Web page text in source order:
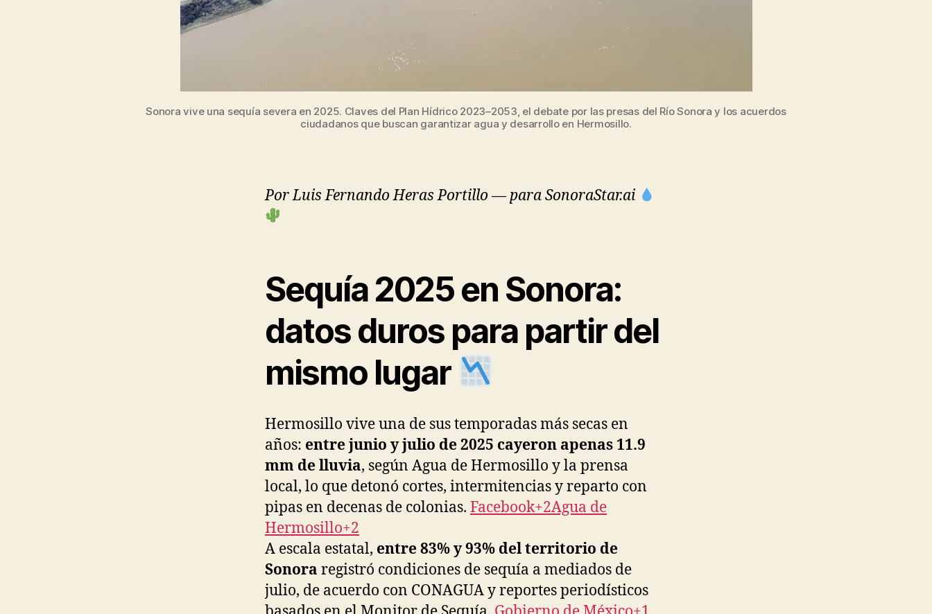
Sonora vive una sequía severa en 2025. Claves del Plan Hídrico 2023–2053, el debate por las presas del Río Sonora y los acuerdos
ciudadanos que buscan garantizar agua y desarrollo en Hermosillo.
Por Luis Fernando Heras Portillo — para SonoraStar.ai
Sequía 2025 en Sonora:
datos duros para partir del
mismo lugar
Hermosillo vive una de sus temporadas más secas en
años: entre junio y julio de 2025 cayeron apenas 11.9
mm de lluvia, según Agua de Hermosillo y la prensa
local, lo que detonó cortes, intermitencias y reparto con
pipas en decenas de colonias. Facebook+2Agua de
Hermosillo+2
A escala estatal, entre 83% y 93% del territorio de
Sonora registró condiciones de sequía a mediados de
julio, de acuerdo con CONAGUA y reportes periodísticos